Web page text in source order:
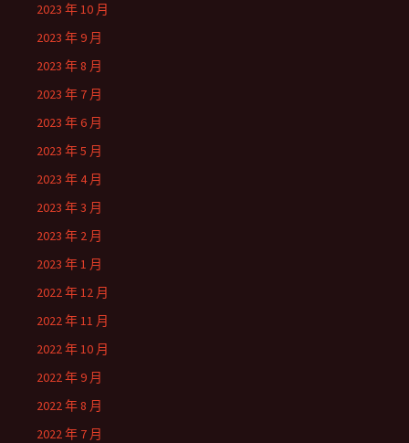
2023 年 10 月
2023 年 9 月
2023 年 8 月
2023 年 7 月
2023 年 6 月
2023 年 5 月
2023 年 4 月
2023 年 3 月
2023 年 2 月
2023 年 1 月
2022 年 12 月
2022 年 11 月
2022 年 10 月
2022 年 9 月
2022 年 8 月
2022 年 7 月